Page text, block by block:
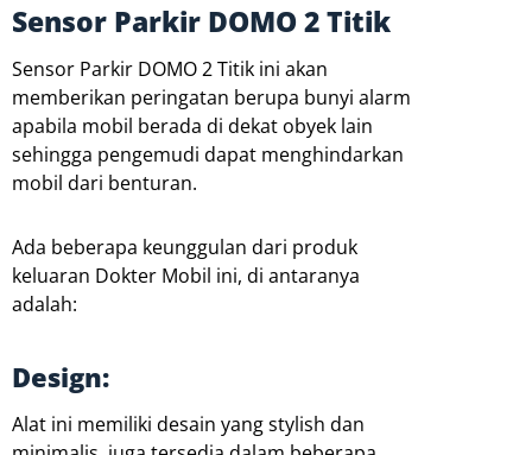
Sensor Parkir DOMO 2 Titik
Sensor Parkir DOMO 2 Titik ini akan
memberikan peringatan berupa bunyi alarm
apabila mobil berada di dekat obyek lain
sehingga pengemudi dapat menghindarkan
mobil dari benturan.
Ada beberapa keunggulan dari produk
keluaran Dokter Mobil ini, di antaranya
adalah:
Design:
Alat ini memiliki desain yang stylish dan